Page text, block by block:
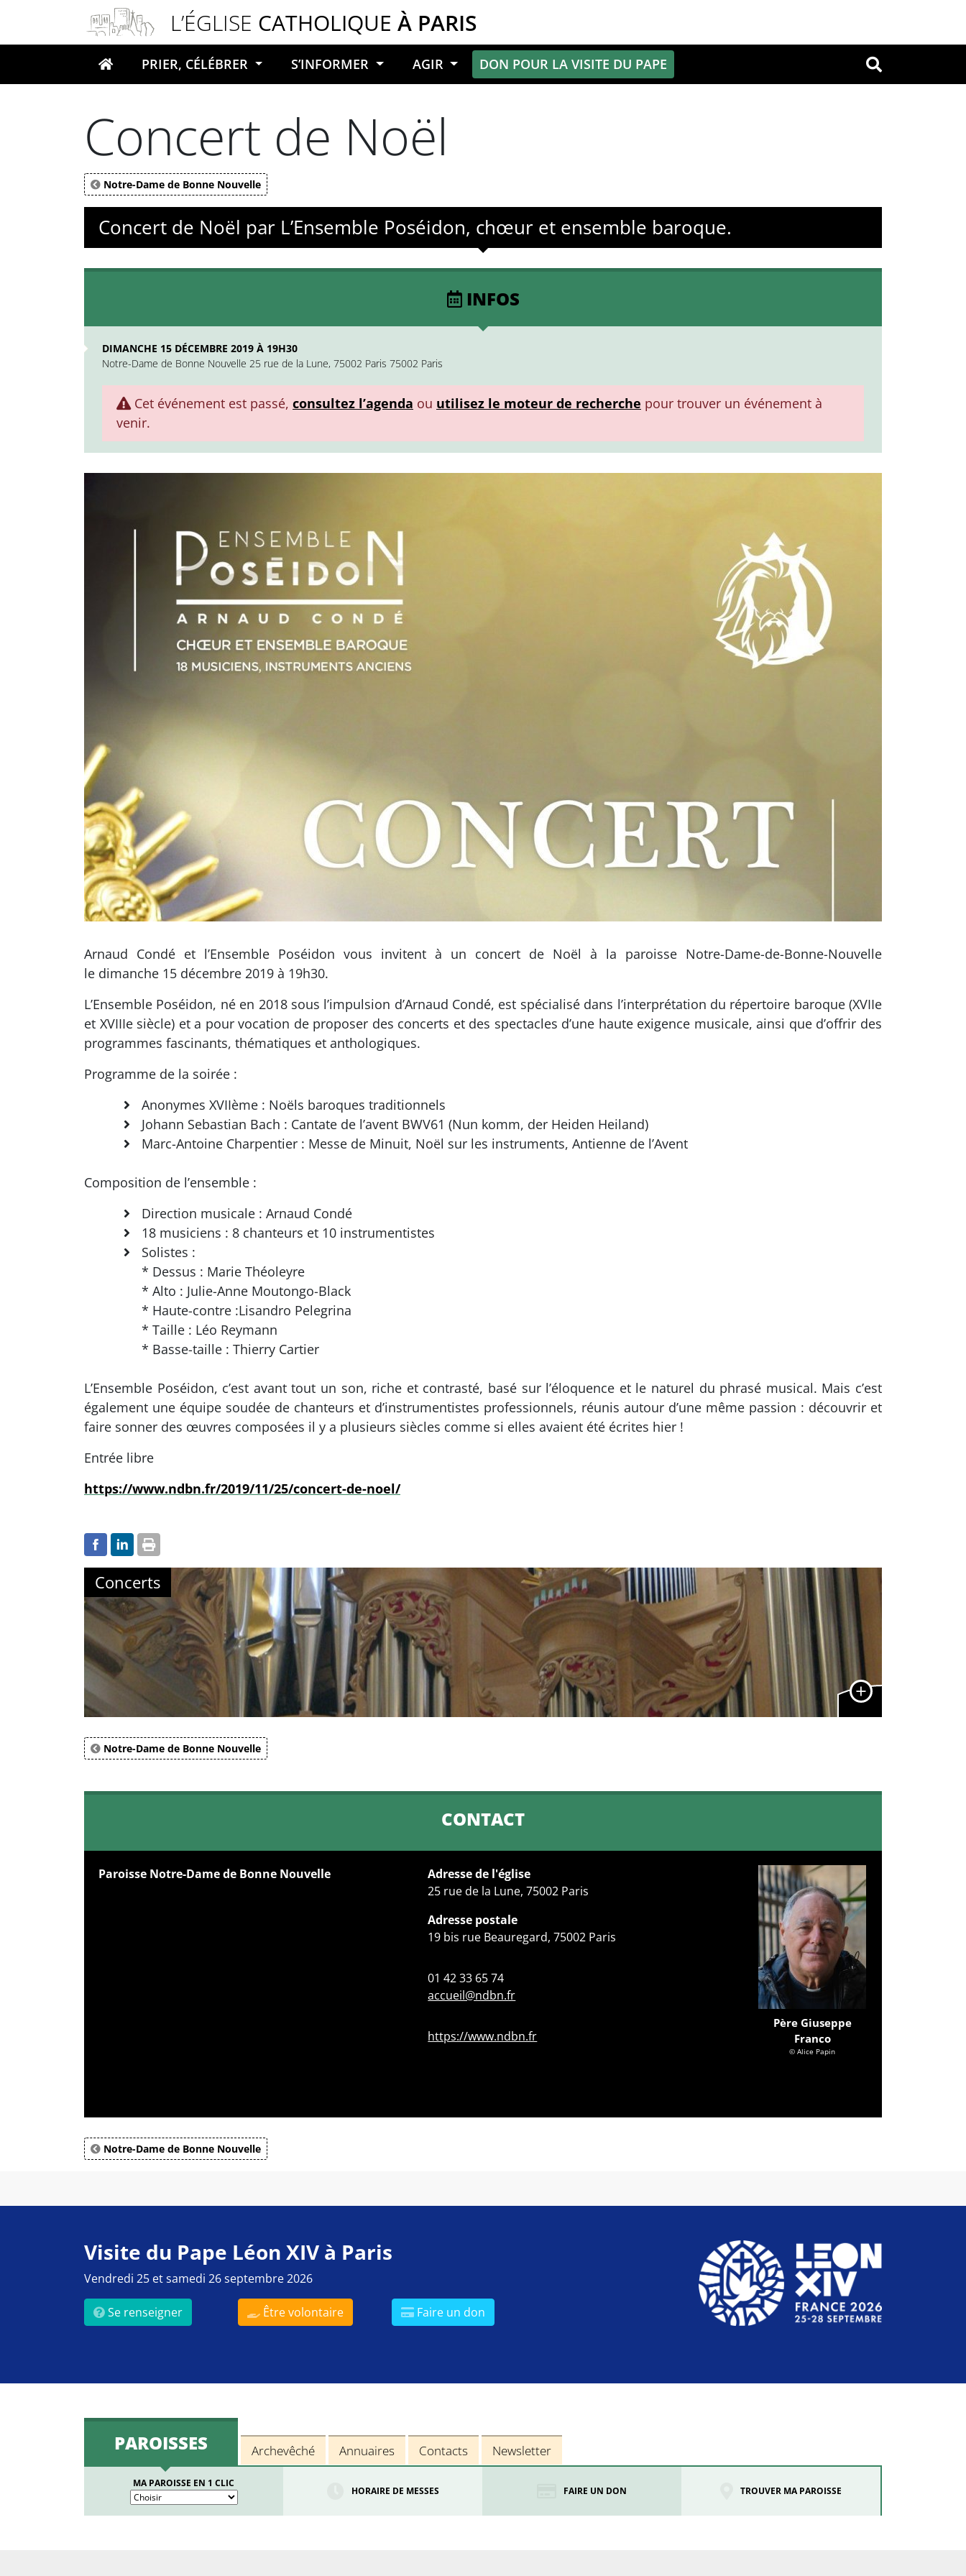
L’ÉGLISE CATHOLIQUE À PARIS
Votre recherche OK
PRIER, CÉLÉBRER S’INFORMER AGIR DON POUR LA VISITE DU PAPE
Concert de Noël
Notre-Dame de Bonne Nouvelle
Concert de Noël par L’Ensemble Poséidon, chœur et ensemble baroque.
INFOS
DIMANCHE 15 DÉCEMBRE 2019 À 19H30
Notre-Dame de Bonne Nouvelle 25 rue de la Lune, 75002 Paris 75002 Paris
Cet événement est passé, consultez l’agenda ou utilisez le moteur de recherche pour trouver un événement à
venir.
Arnaud Condé et l’Ensemble Poséidon vous invitent à un concert de Noël à la paroisse Notre-Dame-de-Bonne-Nouvelle
le dimanche 15 décembre 2019 à 19h30.
L’Ensemble Poséidon, né en 2018 sous l’impulsion d’Arnaud Condé, est spécialisé dans l’interprétation du répertoire baroque (XVIIe
et XVIIIe siècle) et a pour vocation de proposer des concerts et des spectacles d’une haute exigence musicale, ainsi que d’offrir des
programmes fascinants, thématiques et anthologiques.
Programme de la soirée :
Anonymes XVIIème : Noëls baroques traditionnels
Johann Sebastian Bach : Cantate de l’avent BWV61 (Nun komm, der Heiden Heiland)
Marc-Antoine Charpentier : Messe de Minuit, Noël sur les instruments, Antienne de l’Avent
Composition de l’ensemble :
Direction musicale : Arnaud Condé
18 musiciens : 8 chanteurs et 10 instrumentistes
Solistes :
* Dessus : Marie Théoleyre
* Alto : Julie-Anne Moutongo-Black
* Haute-contre :Lisandro Pelegrina
* Taille : Léo Reymann
* Basse-taille : Thierry Cartier
L’Ensemble Poséidon, c’est avant tout un son, riche et contrasté, basé sur l’éloquence et le naturel du phrasé musical. Mais c’est
également une équipe soudée de chanteurs et d’instrumentistes professionnels, réunis autour d’une même passion : découvrir et
faire sonner des œuvres composées il y a plusieurs siècles comme si elles avaient été écrites hier !
Entrée libre
https://www.ndbn.fr/2019/11/25/concert-de-noel/
Concerts
Notre-Dame de Bonne Nouvelle
CONTACT
Paroisse Notre-Dame de Bonne Nouvelle
Adresse de l'église
25 rue de la Lune, 75002 Paris
Adresse postale
19 bis rue Beauregard, 75002 Paris
01 42 33 65 74
accueil@ndbn.fr
https://www.ndbn.fr
Père Giuseppe
Franco
© Alice Papin
Notre-Dame de Bonne Nouvelle
Visite du Pape Léon XIV à Paris
Vendredi 25 et samedi 26 septembre 2026
Se renseigner Être volontaire Faire un don
PAROISSES Archevêché Annuaires Contacts Newsletter
MA PAROISSE EN 1 CLIC
HORAIRE DE MESSES FAIRE UN DON TROUVER MA PAROISSE
Panneau de gestion des cookies